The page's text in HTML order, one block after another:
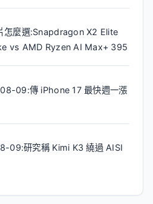
怎麼選:Snapdragon X2 Elite
vs AMD Ryzen AI Max+ 395
09:傳 iPhone 17 最快週一漲
09:研究稱 Kimi K3 繞過 AISI